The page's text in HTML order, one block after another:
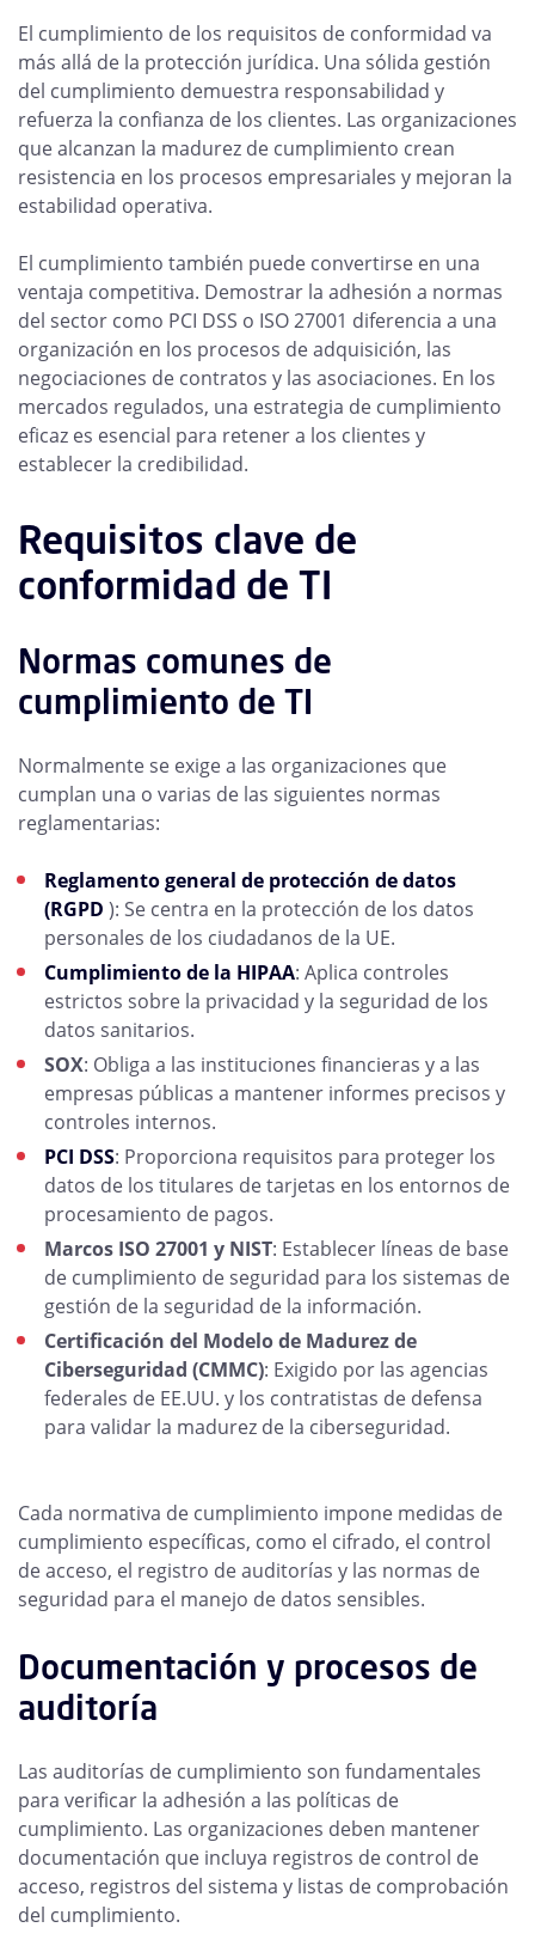
El cumplimiento de los requisitos de conformidad va
más allá de la protección jurídica. Una sólida gestión
del cumplimiento demuestra responsabilidad y
refuerza la confianza de los clientes. Las organizaciones
que alcanzan la madurez de cumplimiento crean
resistencia en los procesos empresariales y mejoran la
estabilidad operativa.
El cumplimiento también puede convertirse en una
ventaja competitiva. Demostrar la adhesión a normas
del sector como PCI DSS o ISO 27001 diferencia a una
organización en los procesos de adquisición, las
negociaciones de contratos y las asociaciones. En los
mercados regulados, una estrategia de cumplimiento
eficaz es esencial para retener a los clientes y
establecer la credibilidad.
Requisitos clave de
conformidad de TI
Normas comunes de
cumplimiento de TI
Normalmente se exige a las organizaciones que
cumplan una o varias de las siguientes normas
reglamentarias:
Reglamento general de protección de datos
(RGPD ): Se centra en la protección de los datos
personales de los ciudadanos de la UE.
Cumplimiento de la HIPAA: Aplica controles
estrictos sobre la privacidad y la seguridad de los
datos sanitarios.
SOX: Obliga a las instituciones financieras y a las
empresas públicas a mantener informes precisos y
controles internos.
PCI DSS: Proporciona requisitos para proteger los
datos de los titulares de tarjetas en los entornos de
procesamiento de pagos.
Marcos ISO 27001 y NIST: Establecer líneas de base
de cumplimiento de seguridad para los sistemas de
gestión de la seguridad de la información.
Certificación del Modelo de Madurez de
Ciberseguridad (CMMC): Exigido por las agencias
federales de EE.UU. y los contratistas de defensa
para validar la madurez de la ciberseguridad.
Cada normativa de cumplimiento impone medidas de
cumplimiento específicas, como el cifrado, el control
de acceso, el registro de auditorías y las normas de
seguridad para el manejo de datos sensibles.
Documentación y procesos de
auditoría
Las auditorías de cumplimiento son fundamentales
para verificar la adhesión a las políticas de
cumplimiento. Las organizaciones deben mantener
documentación que incluya registros de control de
acceso, registros del sistema y listas de comprobación
del cumplimiento.